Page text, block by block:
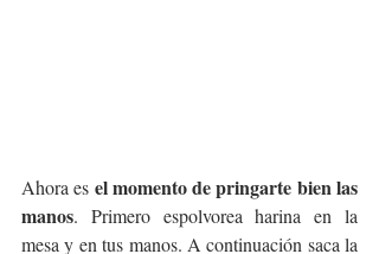
Ahora es el momento de pringarte bien las
manos. Primero espolvorea harina en la
mesa y en tus manos. A continuación saca la